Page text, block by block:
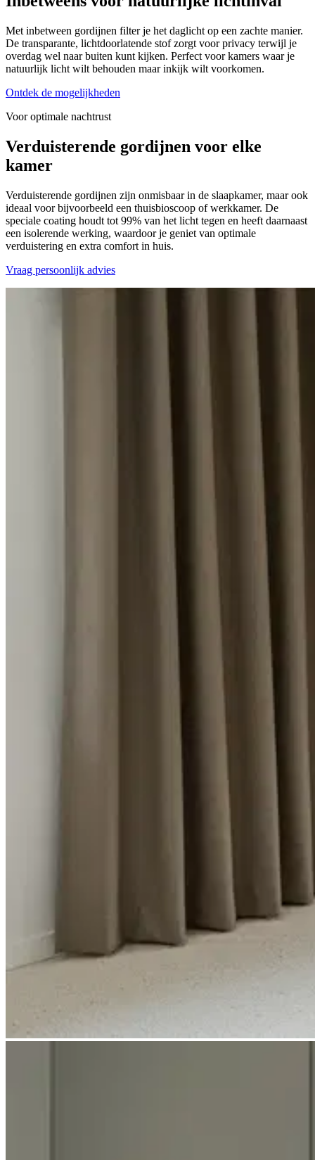
Met inbetween gordijnen filter je het daglicht op een zachte manier.
De transparante, lichtdoorlatende stof zorgt voor privacy terwijl je
overdag wel naar buiten kunt kijken. Perfect voor kamers waar je
natuurlijk licht wilt behouden maar inkijk wilt voorkomen.
Ontdek de mogelijkheden
Voor optimale nachtrust
Verduisterende gordijnen voor elke
kamer
Verduisterende gordijnen zijn onmisbaar in de slaapkamer, maar ook
ideaal voor bijvoorbeeld een thuisbioscoop of werkkamer. De
speciale coating houdt tot 99% van het licht tegen en heeft daarnaast
een isolerende werking, waardoor je geniet van optimale
verduistering en extra comfort in huis.
Vraag persoonlijk advies